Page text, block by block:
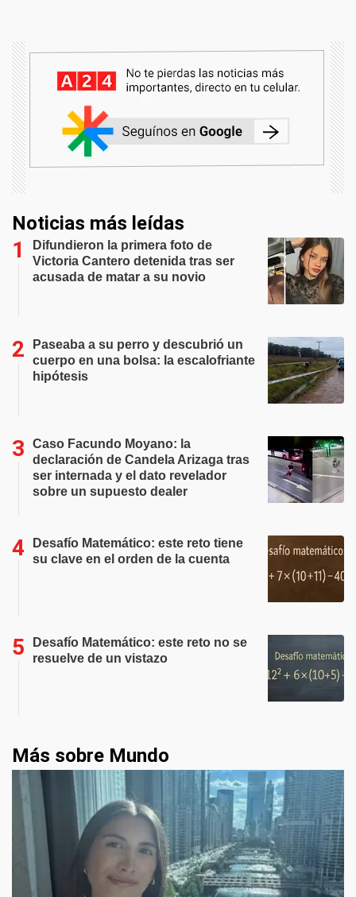
Noticias más leídas
Difundieron la primera foto de
Victoria Cantero detenida tras ser
acusada de matar a su novio
Paseaba a su perro y descubrió un
cuerpo en una bolsa: la escalofriante
hipótesis
Caso Facundo Moyano: la
declaración de Candela Arizaga tras
ser internada y el dato revelador
sobre un supuesto dealer
Desafío Matemático: este reto tiene
su clave en el orden de la cuenta
Desafío Matemático: este reto no se
resuelve de un vistazo
Más sobre Mundo